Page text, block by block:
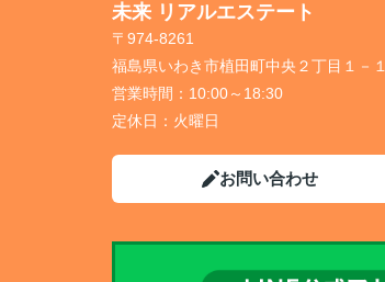
未来 リアルエステート
〒974-8261
福島県いわき市植田町中央２丁目１－１
営業時間： 10:00～18:30
定休日： 火曜日
お問い合わせ